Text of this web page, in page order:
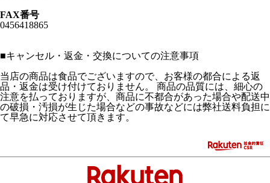
FAX番号
0456418865
■キャンセル・返金・交換についての注意事項
当店の商品は食品でございますので、お客様の都合による返
品・返金は受け付けておりません。 商品の品質には、細心の
注意を払っておりますが、商品に不都合があった場合や配送中
の破損・汚損が生じた場合などの事故などには弊社送料負担に
て早急に対応させて頂きます。